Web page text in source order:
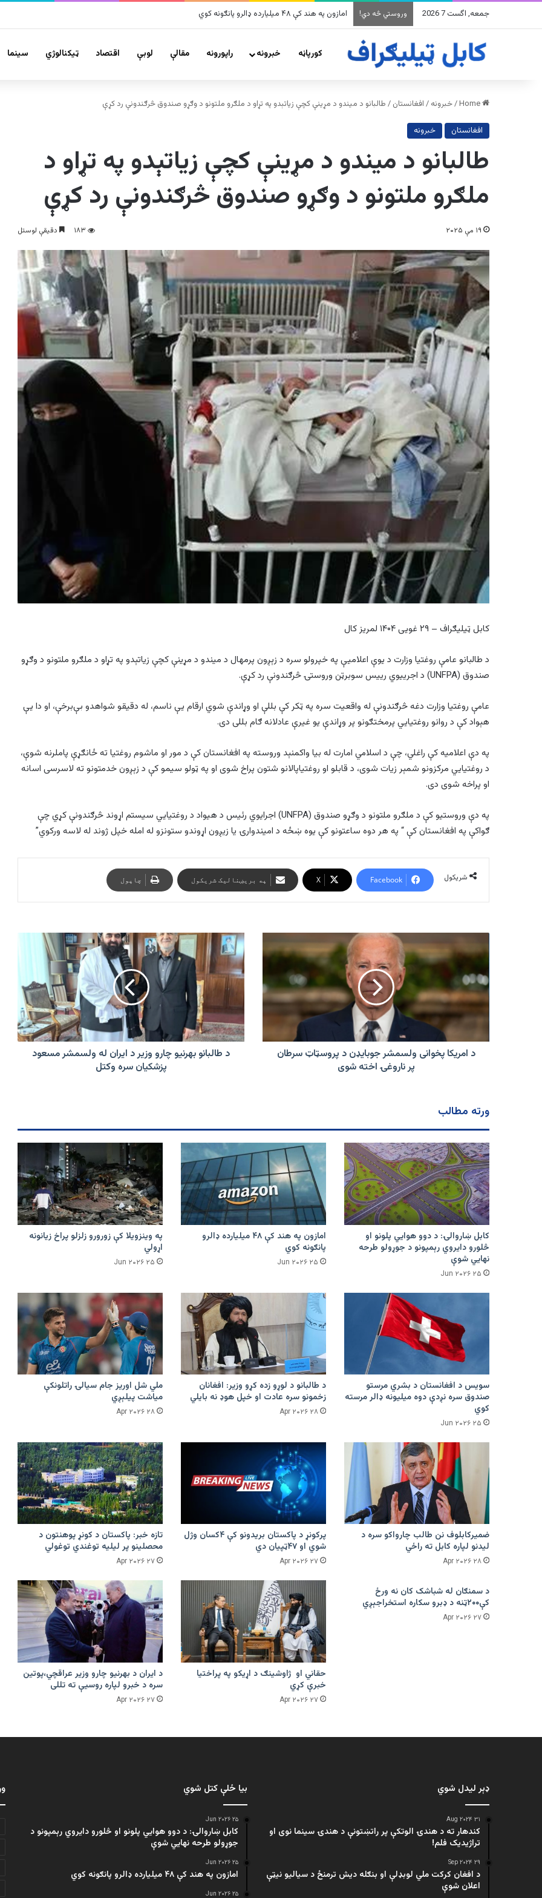
جمعه, اگست 7 2026 وروستي څه دي! په وینزویلا کې زورورو زلزلو پراخ زیانونه اړولي
کورپاڼه خبرونه راپورونه مقالې لوبې اقتصاد ټیکنالوژي سينما
/خبرونه / افغانستان / طالبانو د میندو د مړینې کچې زیاتېدو په تړاو د ملګرو ملتونو د وګړو صندوق څرګندونې رد کړې
افغانستان خبرونه
طالبانو د میندو د مړینې کچې زیاتېدو په تړاو د
ملګرو ملتونو د وګړو صندوق څرګندونې رد کړې
۱۹ مې ۲۰۲۵ ۱۸۳ دقیقې لوستل
کابل ټیلیګراف – ۲۹ غویی ۱۴۰۴ لمریز کال
د طالبانو عامې روغتیا وزارت د یوې اعلامیې په خپرولو سره د زېږون پرمهال د میندو د مړینې کچې زیاتېدو په تړاو د ملګرو ملتونو د وګړو
صندوق (UNFPA) د اجرییوي رییس سوبرټن وروستۍ څرګندونې رد کړې.
عامې روغتیا وزارت دغه څرګندونې له واقعیت سره په ټکر کې بللې او وړاندې شوي ارقام یې ناسم، له دقیقو شواهدو بې‌برخې، او دا یې
هېواد کې د روانو روغتیایي پرمختګونو پر وړاندې یو غیرې عادلانه ګام بللی دی.
په دې اعلامیه کې راغلي، چې د اسلامي امارت له بیا واکمنېد وروسته په افغانستان کې د مور او ماشوم روغتیا ته ځانګړې پاملرنه شوې،
د روغتیایي مرکزونو شمېر زیات شوی، د قابلو او روغتیاپالانو شتون پراخ شوی او په ټولو سیمو کې د زېږون خدمتونو ته لاسرسی اسانه
او پراخه شوی دی.
په دې وروستیو کې د ملګرو ملتونو د وګړو صندوق (UNFPA) اجرایوي رئیس د هیواد د روغتیایي سیستم اړوند څرګندونې کړي چې
ګواکې په افغانستان کې “ په هر دوه ساعتونو کې یوه ښځه د امیندوارۍ یا زیږون اړوندو ستونزو له امله خپل ژوند له لاسه ورکوي”
شریکول Facebook
X په بریښنالیک شریکول چاپول
امریکا
پخوانی
ولسمشر
جوبایډن
د
پروسټاټ
پر
ناروغۍد امریکا پخوانی ولسمشر جوبایډن د پروسټاټ سرطان
پر ناروغۍ اخته شوی
د
طالبانو
بهرنيو
چارو
وزير
د
ایران
له
ولسمشر
مسعودد طالبانو بهرنيو چارو وزير د ایران له ولسمشر مسعود
پزشکيان سره وکتل
ورته مطالب
کابل ښاروالۍ: د دوو هوايي پلونو او
څلورو دایروي رېمپونو د جوړولو طرحه
نهایي شوې
۲۵ Jun ۲۰۲۶
امازون په هند کې ۴۸ میلیارده ډالرو
پانګونه کوي
۲۵ Jun ۲۰۲۶
په وینزویلا کې زورورو زلزلو پراخ زیانونه
اړولي
۲۵ Jun ۲۰۲۶
سویس د افغانستان د بشري مرستو
صندوق سره نږدې دوه میلیونه ډالر مرسته
کوي
۲۵ Jun ۲۰۲۶
د طالبانو د لوړو زده کړو وزیر: افغانان
زخمونو سره عادت او خپل هوډ نه بایلي
۲۸ Apr ۲۰۲۶
ملي شل اوریز جام سیالۍ راتلونکې
میاشت پیلېږي
۲۸ Apr ۲۰۲۶
ضمیرکابلوف نن طالب چارواکو سره د
لیدنو لپاره کابل ته راځي
۲۸ Apr ۲۰۲۶
پرکونړ د پاکستان بریدونو کې ۴کسان وژل
شوي او ۴۷ټپیان دي
۲۷ Apr ۲۰۲۶
تازه خبر: پاکستان د کونړ پوهنتون د
محصلینو پر لیلیه توغندي توغولي
۲۷ Apr ۲۰۲۶
د سمنګان له شباشک کان نه ورځ
کې۲۰۰ټنه د ډبرو سکاره استخراجېږي
۲۷ Apr ۲۰۲۶
حقاني او ژاوشینګ د اړیکو په پراختیا
خبرې کړي
۲۷ Apr ۲۰۲۶
د ایران د بهرنیو چارو وزیر عراقچي،پوتین
سره د خبرو لپاره روسیې ته تللی
۲۷ Apr ۲۰۲۶
ډېر لیدل شوي
۳۱ Aug ۲۰۲۴
کندهار ته د هندۍ الوتکې پر راتښتونې د هندۍ سینما نوی او
تراژيديک فلم!
۲۹ Sep ۲۰۲۴
د افغان کرکت ملي لوبډلې او بنګله دیش ترمنځ د سیالیو نیټې
اعلان شوې
بیا ځلې کتل شوي
۲۵ Jun ۲۰۲۶
کابل ښاروالۍ: د دوو هوايي پلونو او څلورو دایروي رېمپونو د
جوړولو طرحه نهایي شوې
۲۵ Jun ۲۰۲۶
امازون په هند کې ۴۸ میلیارده ډالرو پانګونه کوي
۲۵ Jun ۲۰۲۶